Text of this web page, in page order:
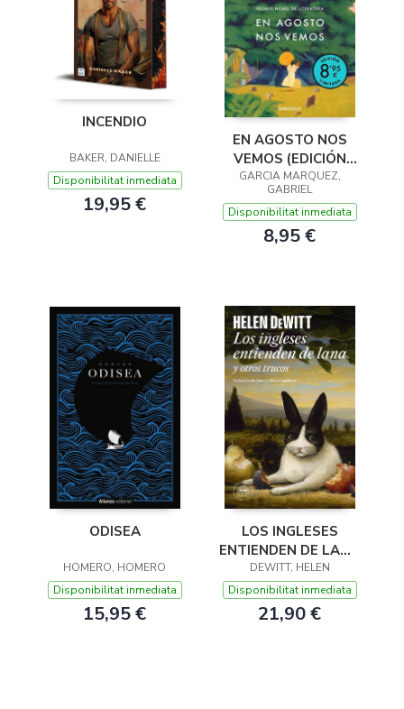
INCENDIO
BAKER, DANIELLE
Disponibilitat inmediata
19,95 €
EN AGOSTO NOS
VEMOS (EDICIÓN
LIMITADA)
GARCIA MARQUEZ,
GABRIEL
Disponibilitat inmediata
8,95 €
ODISEA
HOMERO, HOMERO
Disponibilitat inmediata
15,95 €
LOS INGLESES
ENTIENDEN DE LANA
(Y OTROS TRUCOS)
DEWITT, HELEN
Disponibilitat inmediata
21,90 €